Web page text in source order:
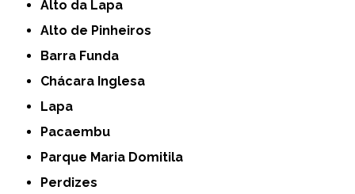
Alto da Lapa
Alto de Pinheiros
Barra Funda
Chácara Inglesa
Lapa
Pacaembu
Parque Maria Domitila
Perdizes